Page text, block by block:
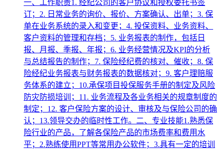
一、工作职责1. 经纪公司的客户协议和授权委托书签
订；2. 日常业务的询价、报价、方案确认、出单；3. 保
单在业务系统的录入和变更；4. 投保资料、业务资料、
客户资料的管理和存档；5. 业务报表的制作，包括日
报、月报、季报、年报；6. 业务经营情况及KPI的分析
与总结报告的制作；7. 保险经纪费的核对、催收；8. 保
险经纪业务报表与财务报表的数据核对；9. 客户理赔服
务体系的建立；10.承保项目投保服务手册的制定及风险
防灾防损培训；11. 业务流程及各业务相关的规章制度的
制定；12. 客户保险方案的设计、审核及与保险公司的确
认；13.领导交办的临时性工作。二、专业技能1.熟悉保
险行业的产品，了解各保险产品的市场费率和费用水
平；2.熟练使用PPT等常用办公软件；3.具有一定的培训